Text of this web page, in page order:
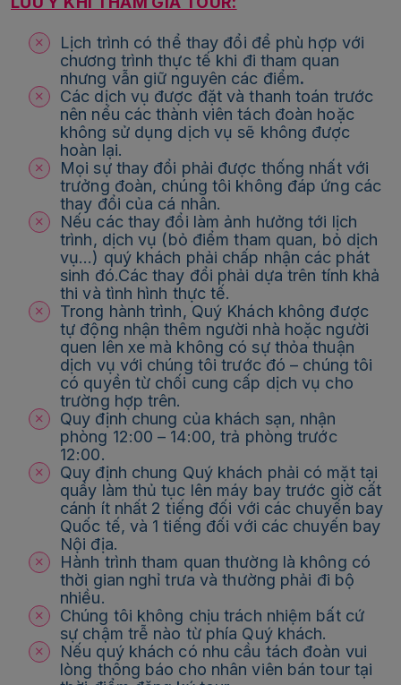
Lịch trình có thể thay đổi để phù hợp với
chương trình thực tế khi đi tham quan
nhưng vẫn giữ nguyên các điểm.
Các dịch vụ được đặt và thanh toán trước
nên nếu các thành viên tách đoàn hoặc
không sử dụng dịch vụ sẽ không được
hoàn lại.
Mọi sự thay đổi phải được thống nhất với
trưởng đoàn, chúng tôi không đáp ứng các
thay đổi của cá nhân.
Nếu các thay đổi làm ảnh hưởng tới lịch
trình, dịch vụ (bỏ điểm tham quan, bỏ dịch
vụ…) quý khách phải chấp nhận các phát
sinh đó.Các thay đổi phải dựa trên tính khả
thi và tình hình thực tế.
Trong hành trình, Quý Khách không được
tự động nhận thêm người nhà hoặc người
quen lên xe mà không có sự thỏa thuận
dịch vụ với chúng tôi trước đó – chúng tôi
có quyền từ chối cung cấp dịch vụ cho
trường hợp trên.
Quy định chung của khách sạn, nhận
phòng 12:00 – 14:00, trả phòng trước
12:00.
Quy định chung Quý khách phải có mặt tại
quầy làm thủ tục lên máy bay trước giờ cất
cánh ít nhất 2 tiếng đối với các chuyến bay
Quốc tế, và 1 tiếng đối với các chuyến bay
Nội địa.
Hành trình tham quan thường là không có
thời gian nghỉ trưa và thường phải đi bộ
nhiều.
Chúng tôi không chịu trách nhiệm bất cứ
sự chậm trễ nào từ phía Quý khách.
Nếu quý khách có nhu cầu tách đoàn vui
lòng thông báo cho nhân viên bán tour tại